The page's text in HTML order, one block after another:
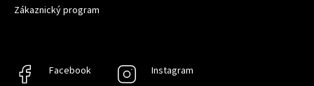
Zákaznický program
Facebook
Facebook Instagram
Instagram